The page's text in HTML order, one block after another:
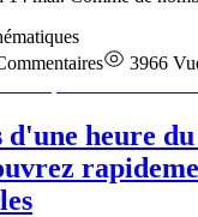
3966
d'une heure du